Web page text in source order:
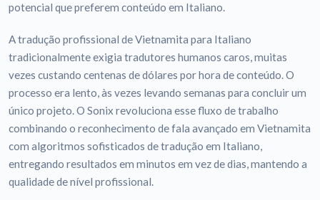
potencial que preferem conteúdo em Italiano.
A tradução profissional de Vietnamita para Italiano
tradicionalmente exigia tradutores humanos caros, muitas
vezes custando centenas de dólares por hora de conteúdo. O
processo era lento, às vezes levando semanas para concluir um
único projeto. O Sonix revoluciona esse fluxo de trabalho
combinando o reconhecimento de fala avançado em Vietnamita
com algoritmos sofisticados de tradução em Italiano,
entregando resultados em minutos em vez de dias, mantendo a
qualidade de nível profissional.